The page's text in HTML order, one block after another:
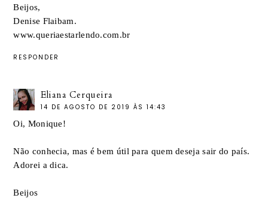
Beijos,
Denise Flaibam.
www.queriaestarlendo.com.br
RESPONDER
Eliana Cerqueira
14 DE AGOSTO DE 2019 ÀS 14:43
Oi, Monique!
Não conhecia, mas é bem útil para quem deseja sair do país.
Adorei a dica.
Beijos